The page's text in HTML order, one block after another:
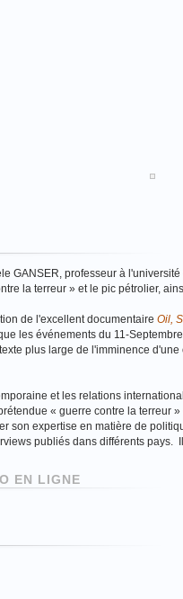
GANSER, professeur à
la terreur » et le pic pétrolier,
de l'excellent documentaire Oil,
les événements du 11-
plus large de l'imminence d'une
et les relations
« guerre contre la terreur
son expertise en matière de
publiés dans différents pays.
EN LIGNE